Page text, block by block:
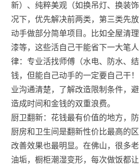
新）、纯粹美观（如换吊灯、换装
况下，优先解决前两类，第三类先
动手做部分简单项目。比如全屋清
漆等，这些活自己干能省下一大笔
律：专业活找师傅（水电、防水、
钱，但能自己动手的一定要自己干
业沟通清楚，了解改造限制条件，
造成时间和金钱的双重浪费。
厨卫翻新：花钱最有价值的地方，
厨房和卫生间是翻新性价比最高的
改善效果也最明显。在佛山，很多
油垢，橱柜潮湿变形，每次做饭都